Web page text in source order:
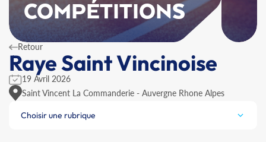
COMPÉTITIONS
Retour
Raye Saint Vincinoise
19 Avril 2026
Saint Vincent La Commanderie - Auvergne Rhone Alpes
Choisir une rubrique